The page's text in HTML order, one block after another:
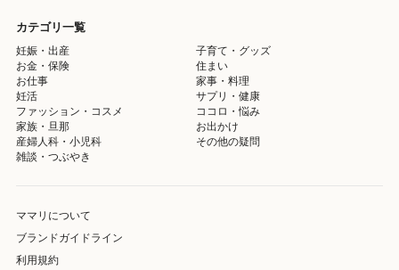
カテゴリ一覧
妊娠・出産
子育て・グッズ
お金・保険
住まい
お仕事
家事・料理
妊活
サプリ・健康
ファッション・コスメ
ココロ・悩み
家族・旦那
お出かけ
産婦人科・小児科
その他の疑問
雑談・つぶやき
ママリについて
ブランドガイドライン
利用規約